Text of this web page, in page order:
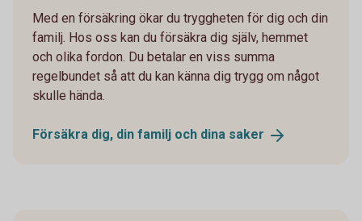
Med en försäkring ökar du tryggheten för dig och din
familj. Hos oss kan du försäkra dig själv, hemmet
och olika fordon. Du betalar en viss summa
regelbundet så att du kan känna dig trygg om något
skulle hända.
Försäkra dig, din familj och dina saker